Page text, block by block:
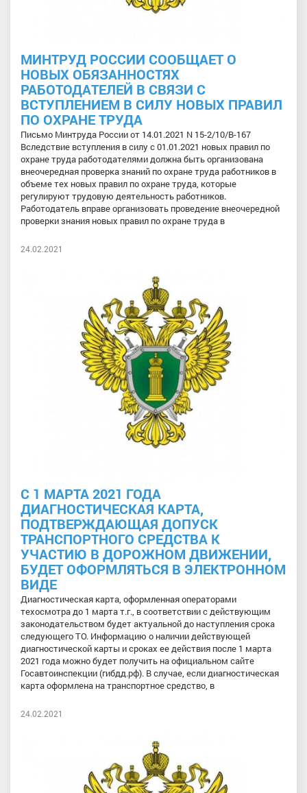
МИНТРУД РОССИИ СООБЩАЕТ О
НОВЫХ ОБЯЗАННОСТЯХ
РАБОТОДАТЕЛЕЙ В СВЯЗИ С
ВСТУПЛЕНИЕМ В СИЛУ НОВЫХ ПРАВИЛ
ПО ОХРАНЕ ТРУДА
Письмо Минтруда России от 14.01.2021 N 15-2/10/В-167
Вследствие вступления в силу с 01.01.2021 новых правил по
охране труда работодателями должна быть организована
внеочередная проверка знаний по охране труда работников в
объеме тех новых правил по охране труда, которые
регулируют трудовую деятельность работников.
Работодатель вправе организовать проведение внеочередной
проверки знания новых правил по охране труда в
24.02.2021
С 1 МАРТА 2021 ГОДА
ДИАГНОСТИЧЕСКАЯ КАРТА,
ПОДТВЕРЖДАЮЩАЯ ДОПУСК
ТРАНСПОРТНОГО СРЕДСТВА К
УЧАСТИЮ В ДОРОЖНОМ ДВИЖЕНИИ,
БУДЕТ ОФОРМЛЯТЬСЯ В ЭЛЕКТРОННОМ
ВИДЕ
Диагностическая карта, оформленная операторами
техосмотра до 1 марта т.г., в соответствии с действующим
законодательством будет актуальной до наступления срока
следующего ТО. Информацию о наличии действующей
диагностической карты и сроках ее действия после 1 марта
2021 года можно будет получить на официальном сайте
Госавтоинспекции (гибдд.рф). В случае, если диагностическая
карта оформлена на транспортное средство, в
24.02.2021